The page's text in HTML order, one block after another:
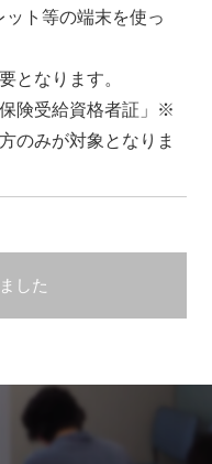
ット等の端末を使っ
となります。
険受給資格者証」※
のみが対象となりま
した